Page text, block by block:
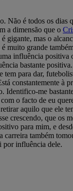
Não é todos os dias
a dimensão que o
gigante, mas o
é muito grande
influência positiva
bastante
tem para dar,
constantemente à
Identifico-me
o facto de eu
aquilo que ele
crescendo, que os
para mim, e
carreira também
por influência dele.